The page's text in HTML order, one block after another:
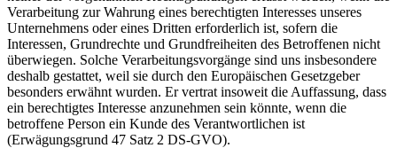
Verarbeitung zur Wahrung eines berechtigten Interesses unseres
Unternehmens oder eines Dritten erforderlich ist, sofern die
Interessen, Grundrechte und Grundfreiheiten des Betroffenen nicht
überwiegen. Solche Verarbeitungsvorgänge sind uns insbesondere
deshalb gestattet, weil sie durch den Europäischen Gesetzgeber
besonders erwähnt wurden. Er vertrat insoweit die Auffassung, dass
ein berechtigtes Interesse anzunehmen sein könnte, wenn die
betroffene Person ein Kunde des Verantwortlichen ist
(Erwägungsgrund 47 Satz 2 DS-GVO).